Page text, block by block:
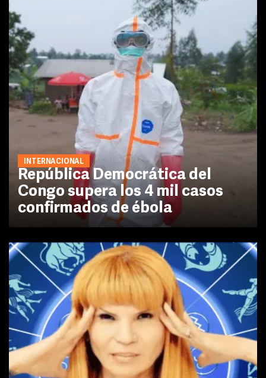
INTERNACIONAL
República Democrática del
Congo supera los 4 mil casos
confirmados de ébola